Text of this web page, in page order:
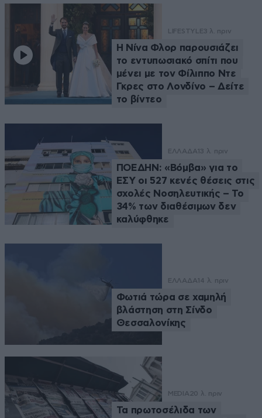
LIFESTYLE3 λ. πριν
Η Νίνα Φλορ παρουσιάζει
το εντυπωσιακό σπίτι που
μένει με τον Φίλιππο Ντε
Γκρες στο Λονδίνο – Δείτε
το βίντεο
ΕΛΛΑΔΑ 13 λ. πριν
ΠΟΕΔΗΝ: «Βόμβα» για το
ΕΣΥ οι 527 κενές θέσεις στις
σχολές Νοσηλευτικής – Το
34% των διαθέσιμων δεν
καλύφθηκε
ΕΛΛΑΔΑ 14 λ. πριν
Φωτιά τώρα σε χαμηλή
βλάστηση στη Σίνδο
Θεσσαλονίκης
MEDIA 20 λ. πριν
Τα πρωτοσέλιδα των